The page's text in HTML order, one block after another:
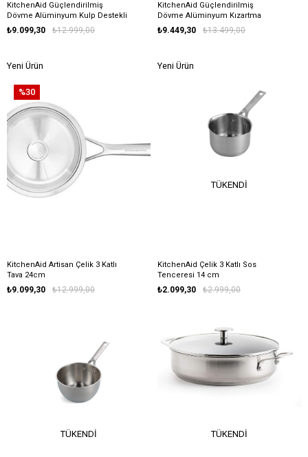
KitchenAid Güçlendirilmiş
Dövme Alüminyum Kulp Destekli
Tava 28 cm
₺9.099,30 ₺12.999,00
Yeni Ürün
KitchenAid Güçlendirilmiş
Dövme Alüminyum Kızartma
Tavası Seti 20 cm + 28 cm
₺9.449,30 ₺13.499,00
Yeni Ürün
KitchenAid Artisan Çelik 3 Katlı
Tava 24cm
₺9.099,30 ₺12.999,00
%30
TÜKENDI
KitchenAid Çelik 3 Katlı Sos
Tenceresi 14 cm
₺2.099,30 ₺2.999,00
TÜKENDI TÜKENDI